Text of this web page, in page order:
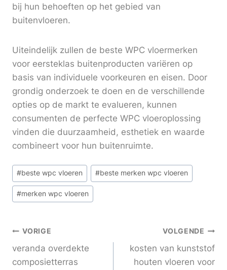
bij hun behoeften op het gebied van
buitenvloeren.
Uiteindelijk zullen de beste WPC vloermerken
voor eersteklas buitenproducten variëren op
basis van individuele voorkeuren en eisen. Door
grondig onderzoek te doen en de verschillende
opties op de markt te evalueren, kunnen
consumenten de perfecte WPC vloeroplossing
vinden die duurzaamheid, esthetiek en waarde
combineert voor hun buitenruimte.
Bericht
tags:
#beste wpc vloeren #beste merken wpc vloeren
#merken wpc vloeren
Berichtnavigatie
VORIGE
veranda overdekte
composietterras
VOLGENDE
kosten van kunststof
houten vloeren voor